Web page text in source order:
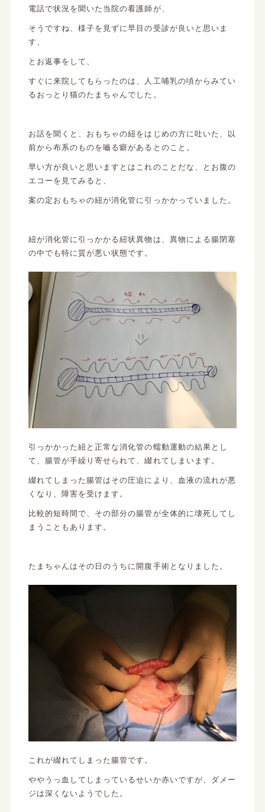
電話で状況を聞いた当院の看護師が、
そうですね、様子を見ずに早目の受診が良いと思いま
す、
とお返事をして、
すぐに来院してもらったのは、人工哺乳の頃からみてい
るおっとり猫のたまちゃんでした。
お話を聞くと、おもちゃの紐をはじめの方に吐いた、以
前から布系のものを嚙る癖があるとのこと。
早い方が良いと思いますとはこれのことだな、とお腹の
エコーを見てみると、
案の定おもちゃの紐が消化管に引っかかっていました。
紐が消化管に引っかかる紐状異物は、異物による腸閉塞
の中でも特に質が悪い状態です。
引っかかった紐と正常な消化管の蠕動運動の結果とし
て、腸管が手繰り寄せられて、綴れてしまいます。
綴れてしまった腸管はその圧迫により、血液の流れが悪
くなり、障害を受けます。
比較的短時間で、その部分の腸管が全体的に壊死してし
まうこともあります。
たまちゃんはその日のうちに開腹手術となりました。
これが綴れてしまった腸管です。
ややうっ血してしまっているせいか赤いですが、ダメー
ジは深くないようでした。